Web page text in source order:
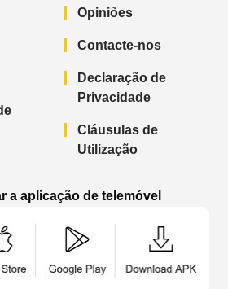
Opiniões
Contacte-nos
Declaração de
Privacidade
Cláusulas de
Utilização
a aplicação de telemóvel